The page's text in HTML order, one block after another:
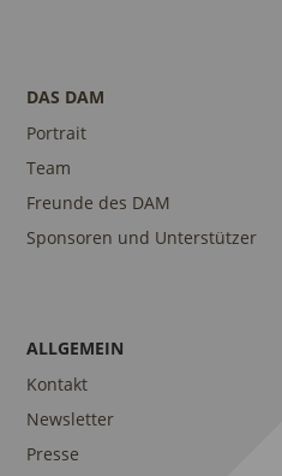
DAS DAM
Portrait
Team
Freunde des DAM
Sponsoren und Unterstützer
ALLGEMEIN
Kontakt
Newsletter
Presse